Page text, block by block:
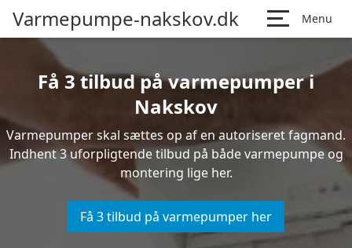
Varmepumpe-nakskov.dk Menu
Få 3 tilbud på varmepumper i
Nakskov
Varmepumper skal sættes op af en autoriseret fagmand.
Indhent 3 uforpligtende tilbud på både varmepumpe og
montering lige her.
Få 3 tilbud på varmepumper her